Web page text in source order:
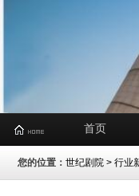
首页
您的位置： 世纪剧院 > 行业